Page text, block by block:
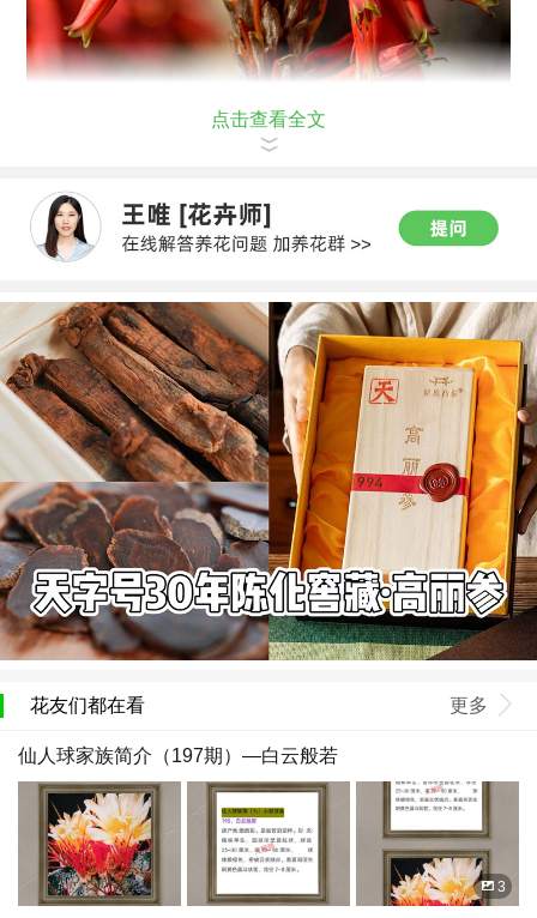
点击查看全文
花友们都在看 更多
仙人球家族简介（197期）—白云般若
3